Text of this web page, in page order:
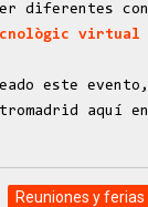
diferentes
virtual
este
aquí
Reuniones y ferias